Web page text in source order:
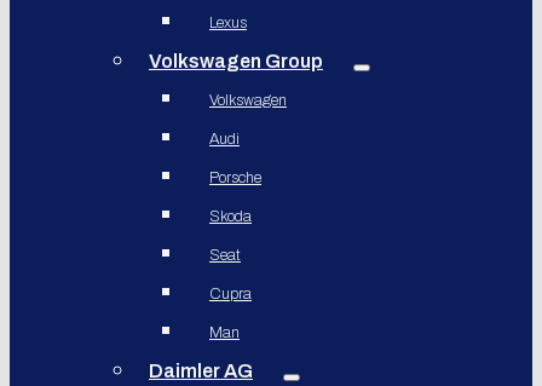
Lexus
Volkswagen Group
Volkswagen
Audi
Porsche
Skoda
Seat
Cupra
Man
Daimler AG